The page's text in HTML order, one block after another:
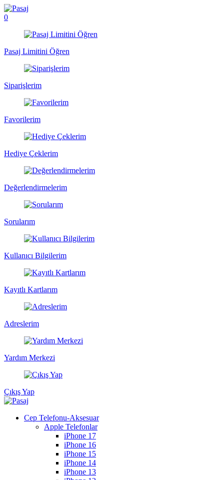
0
Pasaj Limitini Öğren
Siparişlerim
Favorilerim
Hediye Çeklerim
Değerlendirmelerim
Sorularım
Kullanıcı Bilgilerim
Kayıtlı Kartlarım
Adreslerim
Yardım Merkezi
Çıkış Yap
Cep Telefonu-Aksesuar
Apple Telefonlar
iPhone 17
iPhone 16
iPhone 15
iPhone 14
iPhone 13